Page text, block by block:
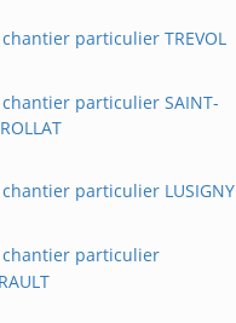
particulier TREVOL
particulier SAINT-
particulier LUSIGNY
particulier